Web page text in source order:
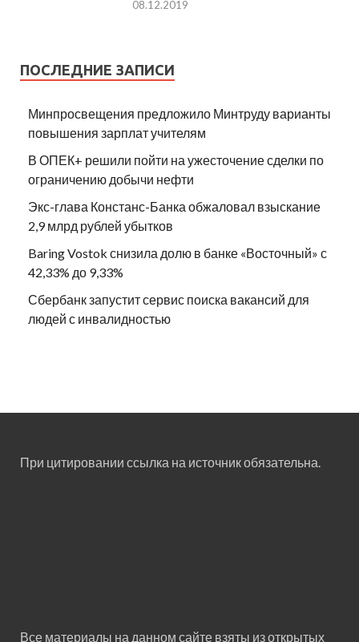
08.12.2019
ПОСЛЕДНИЕ ЗАПИСИ
Минпросвещения предложило Минтруду варианты
повышения зарплат учителям
В ОПЕК+ решили пойти на ужесточение сделки по
ограничению добычи нефти
Экс-глава Констанс-Банка обжаловал взыскание
2,9 млрд рублей убытков
Baring Vostok снизила долю в банке «Восточный» с
42,33% до 9,33%
Сбербанк запустит сервис поиска вакансий для
людей с инвалидностью
При цитировании ссылка на источник обязательна.
Все материалы на данном сайте взяты из открытых